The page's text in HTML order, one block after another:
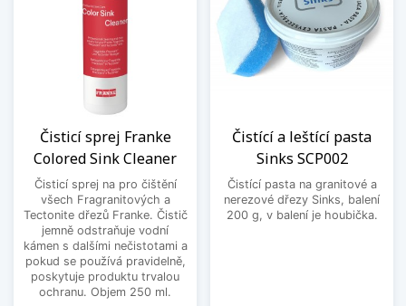
Čisticí sprej Franke
Colored Sink Cleaner
Čisticí sprej na pro čištění
všech Fragranitových a
Tectonite dřezů Franke. Čistič
jemně odstraňuje vodní
kámen s dalšími nečistotami a
pokud se používá pravidelně,
poskytuje produktu trvalou
ochranu. Objem 250 ml.
Čistící a leštící pasta
Sinks SCP002
Čistící pasta na granitové a
nerezové dřezy Sinks, balení
200 g, v balení je houbička.